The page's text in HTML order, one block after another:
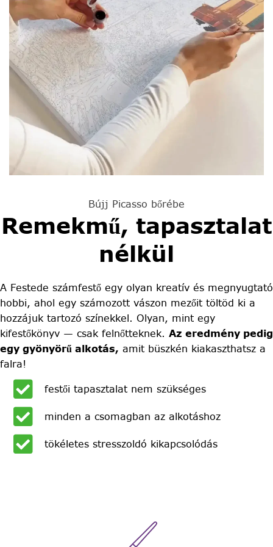
Bújj Picasso bőrébe
Remekmű, tapasztalat
nélkül
A Festede számfestő egy olyan kreatív és megnyugtató
hobbi, ahol egy számozott vászon mezőit töltöd ki a
hozzájuk tartozó színekkel. Olyan, mint egy
kifestőkönyv — csak felnőtteknek. Az eredmény pedig
egy gyönyörű alkotás, amit büszkén kiakaszthatsz a
falra!
festői tapasztalat nem szükséges
minden a csomagban az alkotáshoz
tökéletes stresszoldó kikapcsolódás